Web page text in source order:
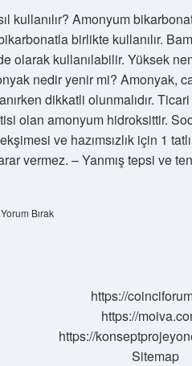
kullanılır? Amonyum
birlikte kullanılır.
olarak kullanılabilir. Yüksek
nedir yenir mi? Amonyak,
dikkatli olunmalıdır.
olan amonyum hidroksittir.
ve hazımsızlık için 1 tatlı
vermez. – Yanmış tepsi ve
Yorum Bırak
https://
https://
https://
Sitemap